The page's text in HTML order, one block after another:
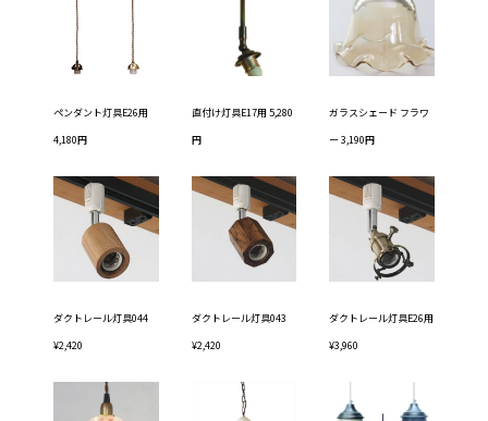
ペンダント灯具E26用
4,180円
直付け灯具E17用 5,280
円
ガラスシェード フラワ
ー 3,190円
ダクトレール灯具044
¥2,420
ダクトレール灯具043
¥2,420
ダクトレール灯具E26用
¥3,960